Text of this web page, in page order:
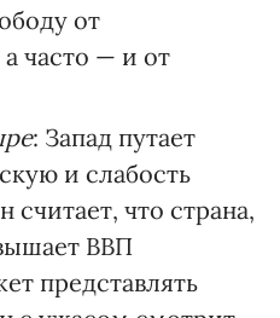
от
часто — и от
: Запад путает
и слабость
что страна,
ВВП
представлять